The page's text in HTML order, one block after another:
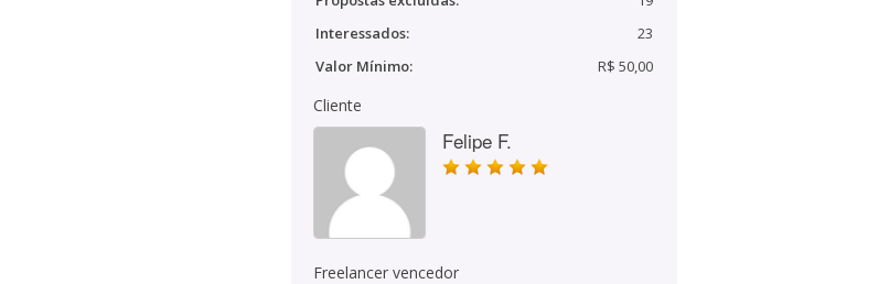
Interessados:
23
Valor Mínimo:
R$ 50,00
Cliente
Felipe F.
Freelancer vencedor